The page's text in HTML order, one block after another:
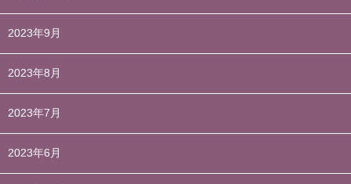
2023年9月
2023年8月
2023年7月
2023年6月